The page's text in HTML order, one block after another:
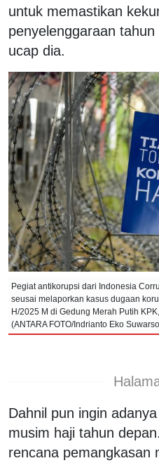
untuk memastikan
penyelenggaraan
ucap dia.
Pegiat antikorupsi dari Indonesia
seusai melaporkan kasus dugaan
H/2025 M di Gedung Merah Putih
(ANTARA FOTO/Indrianto Eko
Dahnil pun ingin
musim haji tahun
rencana pemangkasan